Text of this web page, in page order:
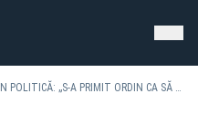
SCANDAL ÎN POLITICĂ: „S-A PRIMIT ORDIN CA SĂ FIE NICUȘOR!” – ACUZAȚIILE UNUI ANALIST POLITIC